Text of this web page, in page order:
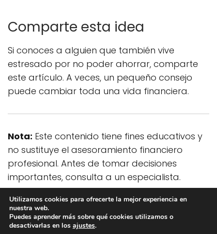
Comparte esta idea
Si conoces a alguien que también vive
estresado por no poder ahorrar, comparte
este artículo. A veces, un pequeño consejo
puede cambiar toda una vida financiera.
Nota: Este contenido tiene fines educativos y
no sustituye el asesoramiento financiero
profesional. Antes de tomar decisiones
importantes, consulta a un especialista.
Ideas Dinero blog
Gano 1.500 euros y no ahorro NADA El truco
del día uno que me cambió la vida
Utilizamos cookies para ofrecerte la mejor experiencia en
nuestra web.
Puedes aprender más sobre qué cookies utilizamos o
desactivarlas en los ajustes.